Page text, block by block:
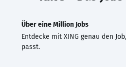
Über eine Million Jobs
Entdecke mit XING genau den
passt.